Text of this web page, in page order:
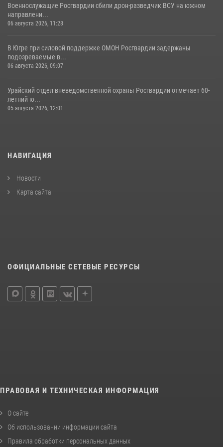
Военнослужащие Росгвардии сбили дрон-разведчик ВСУ на южном
направлени...
06 августа 2026, 11:28
В Югре при силовой поддержке ОМОН Росгвардии задержаны
подозреваемые в...
06 августа 2026, 09:07
Урайский отдел вневедомственной охраны Росгвардии отмечает 60-
летний ю...
05 августа 2026, 12:01
НАВИГАЦИЯ
Новости
Карта сайта
ОФИЦИАЛЬНЫЕ СЕТЕВЫЕ РЕСУРСЫ
ПРАВОВАЯ И ТЕХНИЧЕСКАЯ ИНФОРМАЦИЯ
О сайте
Об использовании информации сайта
Правила обработки персональных данных